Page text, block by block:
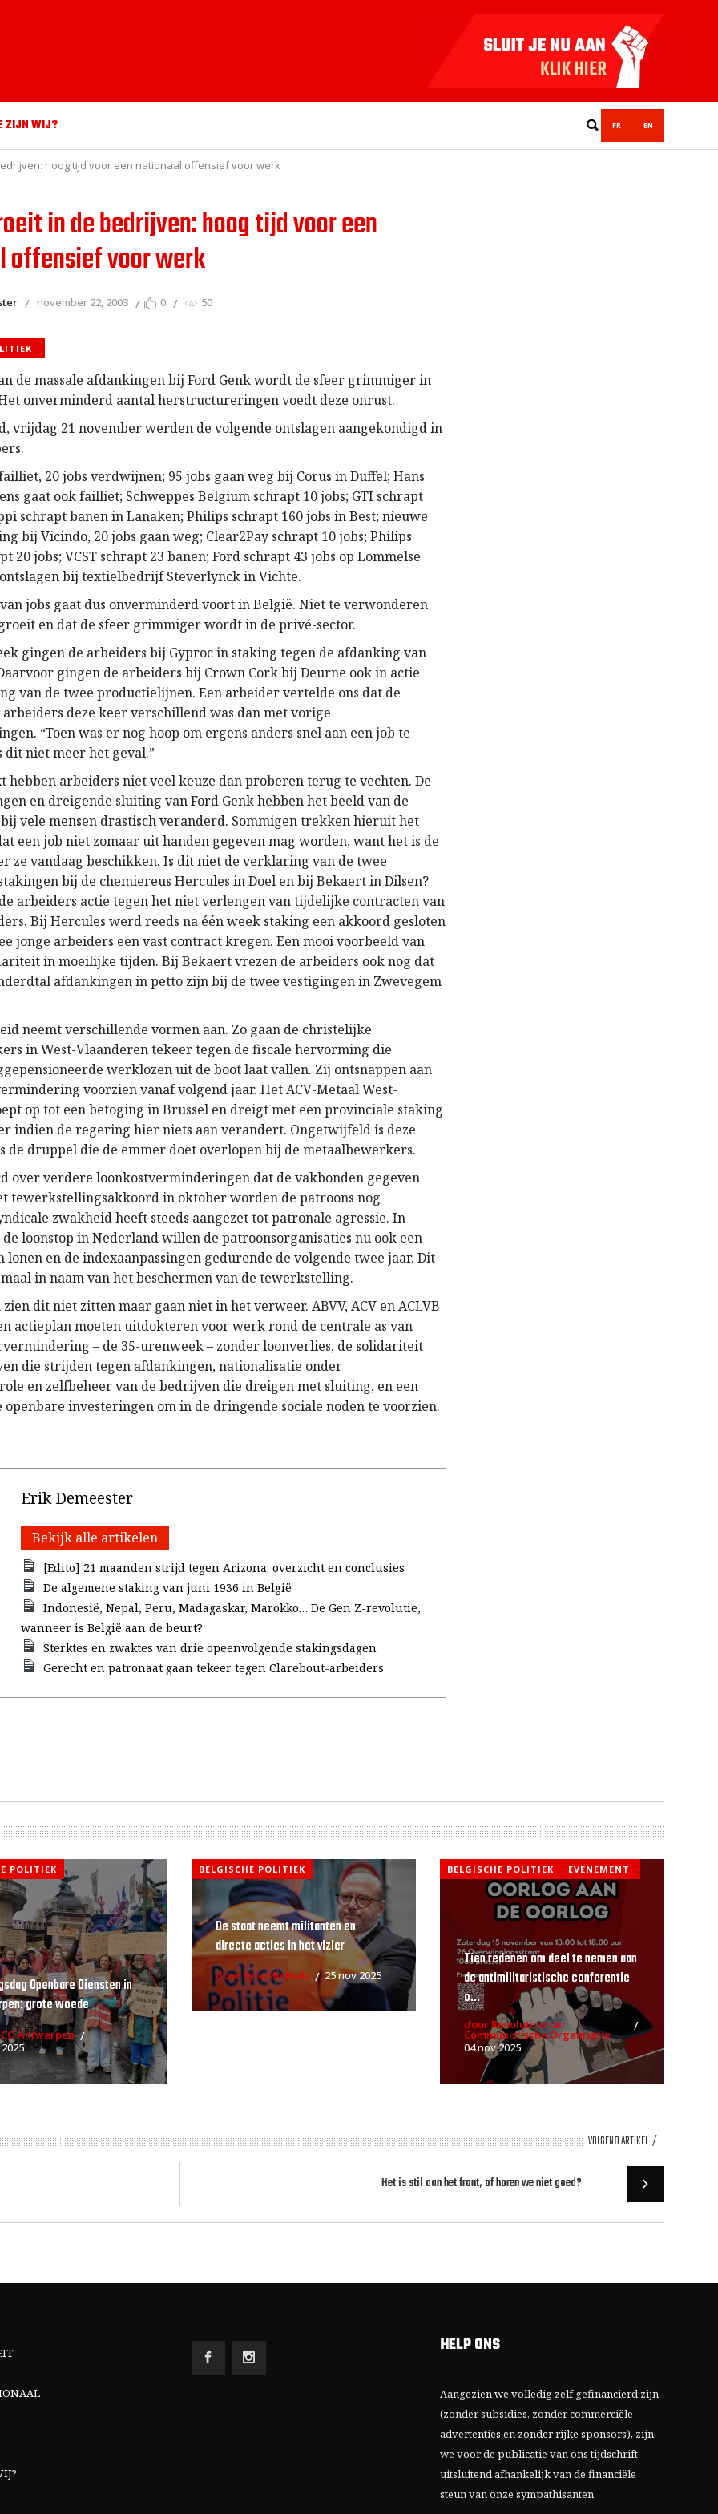
ZIJN WIJ? FR EN
hoog tijd voor een nationaal offensief voor werk
in de bedrijven: hoog tijd voor een
offensief voor werk
november 22, 2003 0 50
de massale afdankingen bij Ford Genk wordt de sfeer grimmiger in
onverminderd aantal herstructureringen voedt deze onrust.
vrijdag 21 november werden de volgende ontslagen aangekondigd in
20 jobs verdwijnen; 95 jobs gaan weg bij Corus in Duffel; Hans
gaat ook failliet; Schweppes Belgium schrapt 10 jobs; GTI schrapt
schrapt banen in Lanaken; Philips schrapt 160 jobs in Best; nieuwe
bij Vicindo, 20 jobs gaan weg; Clear2Pay schrapt 10 jobs; Philips
20 jobs; VCST schrapt 23 banen; Ford schrapt 43 jobs op Lommelse
bij textielbedrijf Steverlynck in Vichte.
jobs gaat dus onverminderd voort in België. Niet te verwonderen
en dat de sfeer grimmiger wordt in de privé-sector.
gingen de arbeiders bij Gyproc in staking tegen de afdanking van
Daarvoor gingen de arbeiders bij Crown Cork bij Deurne ook in actie
van de twee productielijnen. Een arbeider vertelde ons dat de
deze keer verschillend was dan met vorige
“Toen was er nog hoop om ergens anders snel aan een job te
dit niet meer het geval.”
hebben arbeiders niet veel keuze dan proberen terug te vechten. De
en dreigende sluiting van Ford Genk hebben het beeld van de
vele mensen drastisch veranderd. Sommigen trekken hieruit het
een job niet zomaar uit handen gegeven mag worden, want het is de
ze vandaag beschikken. Is dit niet de verklaring van de twee
bij de chemiereus Hercules in Doel en bij Bekaert in Dilsen?
arbeiders actie tegen het niet verlengen van tijdelijke contracten van
Bij Hercules werd reeds na één week staking een akkoord gesloten
jonge arbeiders een vast contract kregen. Een mooi voorbeeld van
in moeilijke tijden. Bij Bekaert vrezen de arbeiders ook nog dat
afdankingen in petto zijn bij de twee vestigingen in Zwevegem
neemt verschillende vormen aan. Zo gaan de christelijke
in West-Vlaanderen tekeer tegen de fiscale hervorming die
werklozen uit de boot laat vallen. Zij ontsnappen aan
voorzien vanaf volgend jaar. Het ACV-Metaal West-
op tot een betoging in Brussel en dreigt met een provinciale staking
indien de regering hier niets aan verandert. Ongetwijfeld is deze
de druppel die de emmer doet overlopen bij de metaalbewerkers.
over verdere loonkostverminderingen dat de vakbonden gegeven
tewerkstellingsakkoord in oktober worden de patroons nog
zwakheid heeft steeds aangezet tot patronale agressie. In
loonstop in Nederland willen de patroonsorganisaties nu ook een
lonen en de indexaanpassingen gedurende de volgende twee jaar. Dit
in naam van het beschermen van de tewerkstelling.
dit niet zitten maar gaan niet in het verweer. ABVV, ACV en ACLVB
actieplan moeten uitdokteren voor werk rond de centrale as van
– de 35-urenweek – zonder loonverlies, de solidariteit
die strijden tegen afdankingen, nationalisatie onder
en zelfbeheer van de bedrijven die dreigen met sluiting, en een
openbare investeringen om in de dringende sociale noden te voorzien.
Erik Demeester
Bekijk alle artikelen
[Edito] 21 maanden strijd tegen Arizona: overzicht en conclusies
De algemene staking van juni 1936 in België
Indonesië, Nepal, Peru, Madagaskar, Marokko… De Gen Z-revolutie,
wanneer is België aan de beurt?
Sterktes en zwaktes van drie opeenvolgende stakingsdagen
Gerecht en patronaat gaan tekeer tegen Clarebout-arbeiders
POLITIEK
Openbare Diensten in
grote woede
Antwerpen
BELGISCHE POLITIEK
De staat neemt militanten en
directe acties in het vizier
door Kyle Michiels 25 nov 2025
BELGISCHE POLITIEK ,
EVENEMENT
Tien redenen om deel te nemen aan
de antimilitaristische conferentie
o...
door Revolutionnair
Communistische Organisatie
04 nov 2025
VOLGEND ARTIKEL
Het is stil aan het front, of horen we niet goed?
HELP ONS
Aangezien we volledig zelf gefinancierd zijn
(zonder subsidies, zonder commerciële
advertenties en zonder rijke sponsors), zijn
we voor de publicatie van ons tijdschrift
uitsluitend afhankelijk van de financiële
steun van onze sympathisanten.